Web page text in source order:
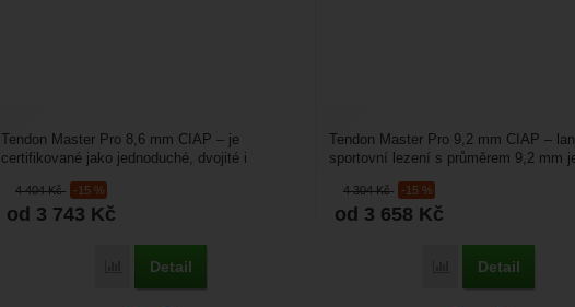
4 404Kč -15 %
od 3 743 Kč
Přidat 'Tendon Master Pro 8,6 Complete Shield' k porovnání
Detail
Tendon Master Pro 8,6 mm CIAP – je
certifikované jako jednoduché, dvojité i
4 304Kč -15 %
od 3 658 Kč
Přidat 'Tendon
Detail
Tendon Master Pro 9,2 mm CIAP –
sportovní lezení s průměrem 9,2 mm